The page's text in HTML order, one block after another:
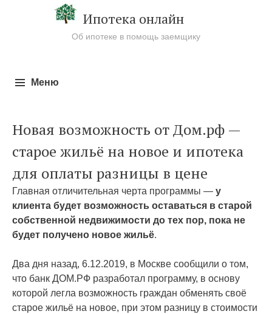
Ипотека онлайн
Об ипотеке в помощь заемщику
Меню
Новая возможность от Дом.рф —
старое жильё на новое и ипотека
для оплаты разницы в цене
Главная отличительная черта программы — у
клиента будет возможность оставаться в старой
собственной недвижимости до тех пор, пока не
будет получено новое жильё.
Два дня назад, 6.12.2019, в Москве сообщили о том,
что банк ДОМ.РФ разработал программу, в основу
которой легла возможность граждан обменять своё
старое жильё на новое, при этом разницу в стоимости